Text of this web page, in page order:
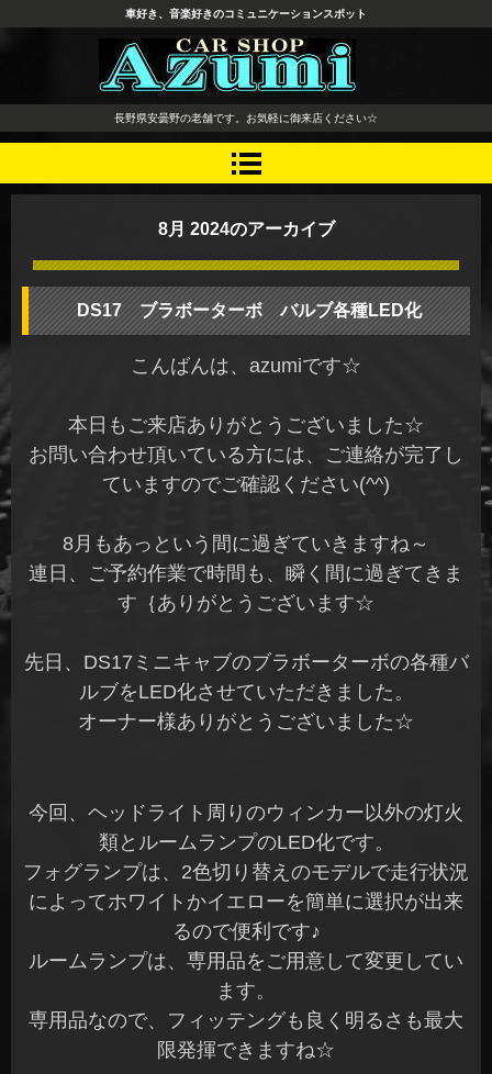
長野県 安曇野市 タイヤ ホ
イール デッドニング カーオ
ーディオ レカロシート
車好き、音楽好きのコミュニケーションスポット
長野県安曇野の老舗です。お気軽に御来店ください☆
8月 2024のアーカイブ
DS17 ブラボーターボ バルブ各種LED化
こんばんは、azumiです☆
本日もご来店ありがとうございました☆
お問い合わせ頂いている方には、ご連絡が完了し
ていますのでご確認ください(^^)
8月もあっという間に過ぎていきますね～
連日、ご予約作業で時間も、瞬く間に過ぎてきま
す｛ありがとうございます☆
先日、DS17ミニキャブのブラボーターボの各種バ
ルブをLED化させていただきました。
オーナー様ありがとうございました☆
今回、ヘッドライト周りのウィンカー以外の灯火
類とルームランプのLED化です。
フォグランプは、2色切り替えのモデルで走行状況
によってホワイトかイエローを簡単に選択が出来
るので便利です♪
ルームランプは、専用品をご用意して変更してい
ます。
専用品なので、フィッテングも良く明るさも最大
限発揮できますね☆